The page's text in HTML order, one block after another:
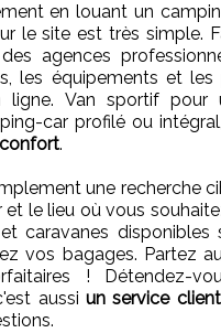
en louant un
le site est très simple.
agences
les équipements et
ligne. Van sportif pour
car profilé ou intégral,
.
une recherche
le lieu où vous
caravanes disponibles
vos bagages. Partez
! Détendez-
aussi un service